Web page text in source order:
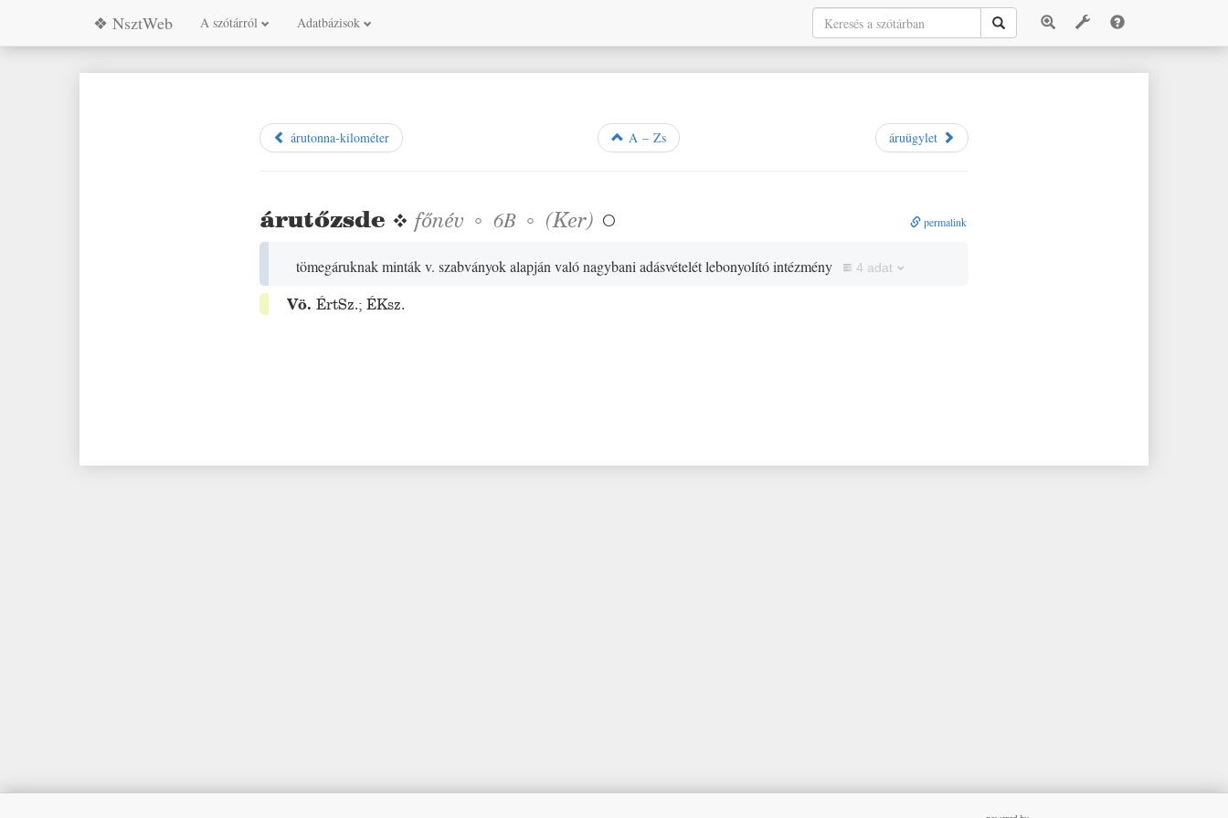
❖ NsztWeb A szótárról Adatbázisok
árutonna-kilométer A – Zs áruügylet
árutőzsde ❖főnév ◦ 6B ◦ (Ker)  permalink
tömegáruknak minták v. szabványok alapján való nagybani adásvételét lebonyolító intézmény 4 adat
Vö.ÉrtSz.;ÉKsz.